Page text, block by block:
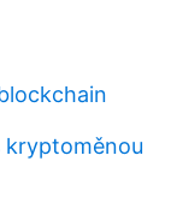
kryptoměnou